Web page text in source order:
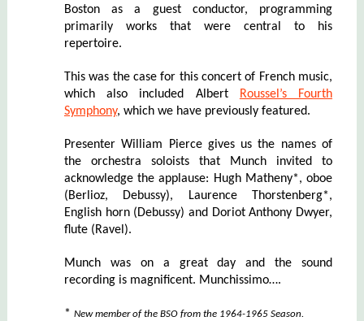
Boston as a guest conductor, programming
primarily works that were central to his
repertoire.
This was the case for this concert of French music,
which also included Albert
Roussel’s Fourth
Symphony, which we have previously featured.
Presenter William Pierce gives us the names of
the orchestra soloists that Munch invited to
acknowledge the applause: Hugh Matheny*, oboe
(Berlioz, Debussy), Laurence Thorstenberg*,
English horn (Debussy) and Doriot Anthony Dwyer,
flute (Ravel).
Munch was on a great day and the sound
recording is magnificent. Munchissimo….
* New member of the BSO from the 1964-1965 Season.